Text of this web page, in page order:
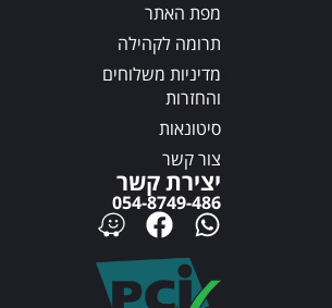
מפת האתר
תרומה לקהילה
מדיניות משלוחים
והחזרות
סיטונאות
צור קשר
יצירת קשר
054-8749-486